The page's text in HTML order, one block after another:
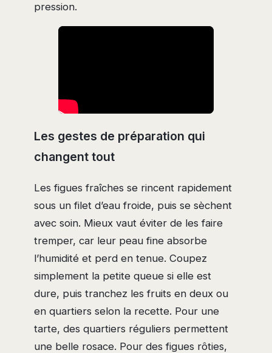
pression.
Les gestes de préparation qui
changent tout
Les figues fraîches se rincent rapidement
sous un filet d’eau froide, puis se sèchent
avec soin. Mieux vaut éviter de les faire
tremper, car leur peau fine absorbe
l’humidité et perd en tenue. Coupez
simplement la petite queue si elle est
dure, puis tranchez les fruits en deux ou
en quartiers selon la recette. Pour une
tarte, des quartiers réguliers permettent
une belle rosace. Pour des figues rôties,